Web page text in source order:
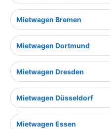
Mietwagen Bremen
Mietwagen Dortmund
Mietwagen Dresden
Mietwagen Düsseldorf
Mietwagen Essen